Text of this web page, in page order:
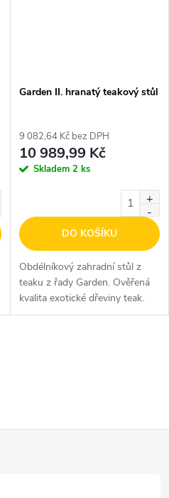
Garden II. hranatý teakový stůl
9 082,64 Kč bez DPH
10 989,99 Kč
Skladem 2 ks
DO KOŠÍKU
Obdélníkový zahradní stůl z
teaku z řady Garden. Ověřená
kvalita exotické dřeviny teak.